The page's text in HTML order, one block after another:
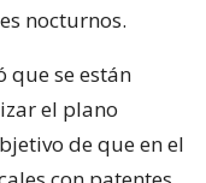
nocturnos.
que se están
el plano
de que en el